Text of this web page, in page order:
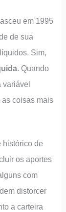
em 1995
de sua
Sim,
. Quando
coisas mais
histórico de
os aportes
com
distorcer
a carteira